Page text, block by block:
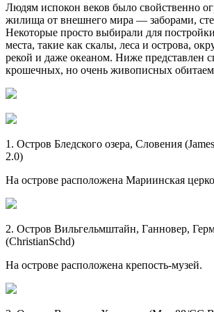
Людям испокон веков было свойственно
жилища от внешнего мира — заборами,
Некоторые просто выбирали для
места, такие как скалы, леса и острова,
рекой и даже океаном. Ниже представлен
крошечных, но очень живописных
1. Остров Бледского озера, Словения
2.0)
На острове расположена Мариинская
2. Остров Вильгельмштайн, Ганновер,
(ChristianSchd)
На острове расположена крепость-музей.